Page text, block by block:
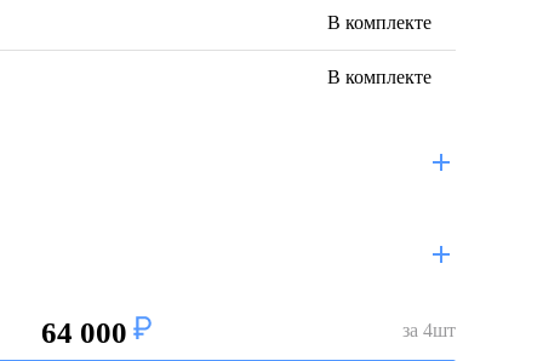
В комплекте
В комплекте
64 000 за 4шт